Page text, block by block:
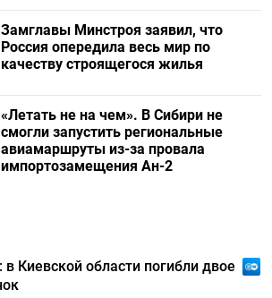
Замглавы Минстроя заявил, что
Россия опередила весь мир по
качеству строящегося жилья
«Летать не на чем». В Сибири не
смогли запустить региональные
авиамаршруты из-за провала
импортозамещения Ан-2